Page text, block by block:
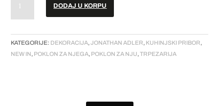
šibice
"Squirrel"
količina
DODAJ U KORPU
KATEGORIJE: DEKORACIJA,JONATHAN ADLER, KUHINJSKI PRIBOR,
NEW IN, POKLON ZA NJEGA, POKLON ZA NJU,TRPEZARIJA